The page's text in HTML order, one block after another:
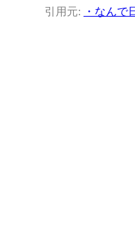
引用元: ・なんで